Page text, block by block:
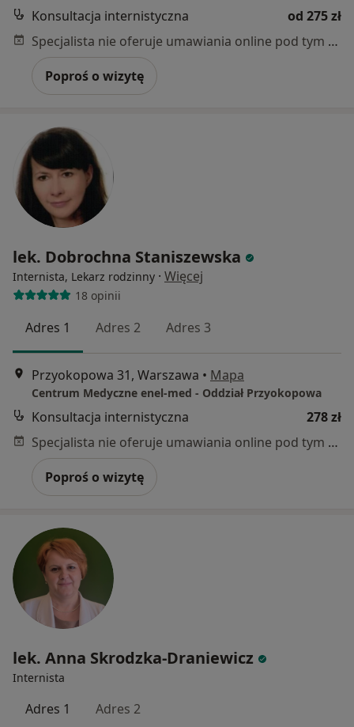
Konsultacja internistyczna
od 275 zł
Specjalista nie oferuje umawiania online pod tym adresem.
Poproś o wizytę
lek. Dobrochna Staniszewska
Internista, Lekarz rodzinny · Więcej
18 opinii
Adres 1 Adres 2 Adres 3
Przyokopowa 31, Warszawa • Mapa
Centrum Medyczne enel-med - Oddział Przyokopowa
Konsultacja internistyczna
278 zł
Specjalista nie oferuje umawiania online pod tym adresem.
Poproś o wizytę
lek. Anna Skrodzka-Draniewicz
Internista
Adres 1 Adres 2